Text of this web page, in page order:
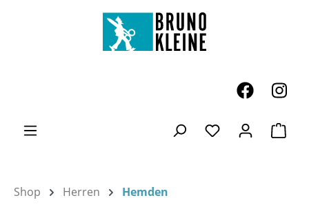
Zum Hauptinhalt springen
Du hast 0
Shop Herren Hemden